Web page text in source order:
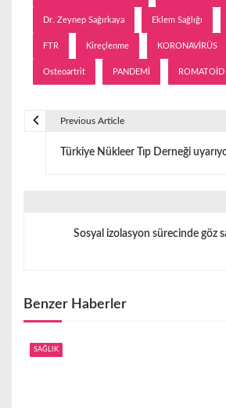
Dr. Zeynep Sağırkaya Eklem Sağlığı
FTR Kireçlenme KORONAVİRÜS
Osteoartrit PANDEMİ
z
n
Previous Article
Türkiye Nükleer Tıp Derneği
Sosyal izolasyon sürecinde göz
Benzer Haberler
SAĞLIK